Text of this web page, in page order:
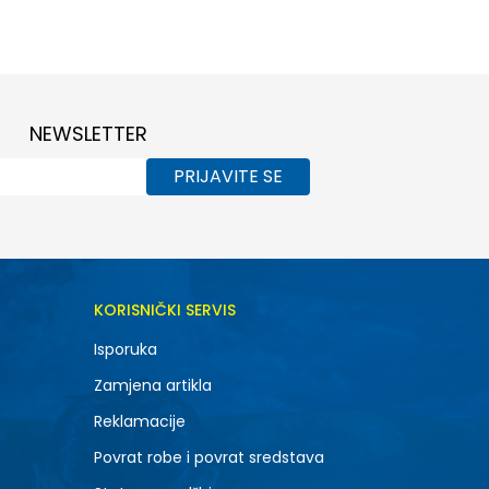
NEWSLETTER
PRIJAVITE SE
KORISNIČKI SERVIS
Isporuka
Zamjena artikla
Reklamacije
Povrat robe i povrat sredstava